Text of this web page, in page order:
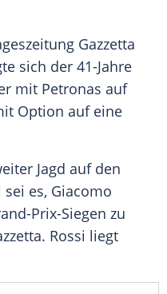
Gazzetta
sich der 41-Jahre
mit Petronas auf
Option auf eine
Jagd auf den
sei es, Giacomo
Prix-Siegen zu
Rossi liegt